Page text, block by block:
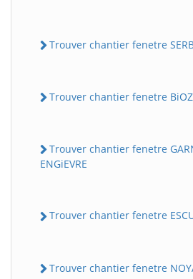
Trouver chantier fenetre
Trouver chantier fenetre
Trouver chantier fenetre
ENGiEVRE
Trouver chantier fenetre
Trouver chantier fenetre